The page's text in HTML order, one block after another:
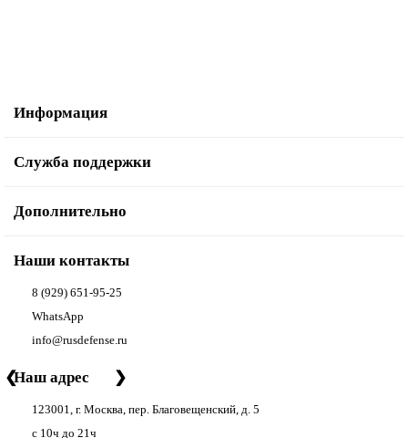
Информация
Служба поддержки
Дополнительно
Наши контакты
8 (929) 651-95-25
WhatsApp
info@rusdefense.ru
❮Наш адрес ❯
123001, г. Москва, пер. Благовещенский, д. 5
с 10ч до 21ч